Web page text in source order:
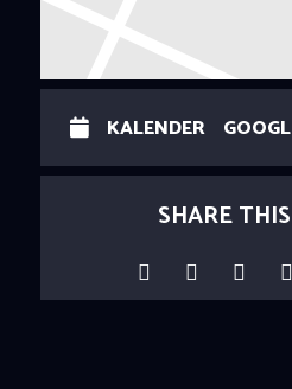
KALENDER
SHARE